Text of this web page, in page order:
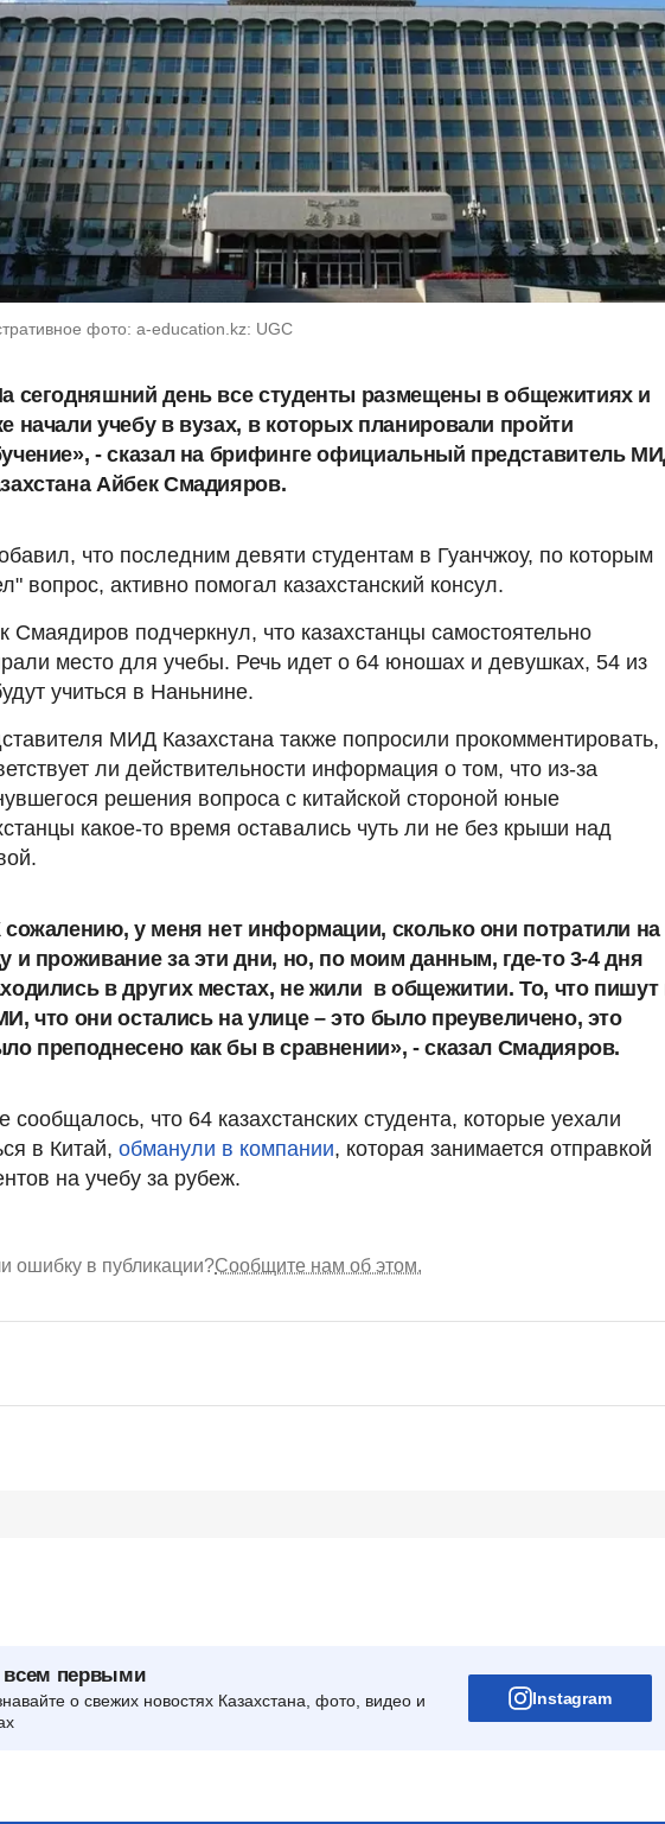
фото: a-education.kz: UGC
сегодняшний день все студенты размещены в общежитиях и
начали учебу в вузах, в которых планировали пройти
- сказал на брифинге официальный представитель
Айбек Смадияров.
что последним девяти студентам в Гуанчжоу, по которым
вопрос, активно помогал казахстанский консул.
Смаядиров подчеркнул, что казахстанцы самостоятельно
место для учебы. Речь идет о 64 юношах и девушках, 54 из
учиться в Наньнине.
МИД Казахстана также попросили прокомментировать,
ли действительности информация о том, что из-за
решения вопроса с китайской стороной юные
какое-то время оставались чуть ли не без крыши над
сожалению, у меня нет информации, сколько они потратили на
и проживание за эти дни, но, по моим данным, где-то 3-4 дня
в других местах, не жили в общежитии. То, что пишут
что они остались на улице – это было преувеличено, это
преподнесено как бы в сравнении», - сказал Смадияров.
сообщалось, что 64 казахстанских студента, которые уехали
в Китай, обманули в компании, которая занимается отправкой
на учебу за рубеж.
ошибку в публикации?Сообщите нам об этом.
всем первыми
о свежих новостях Казахстана, фото, видео и
Instagram